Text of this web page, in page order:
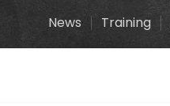
News Training